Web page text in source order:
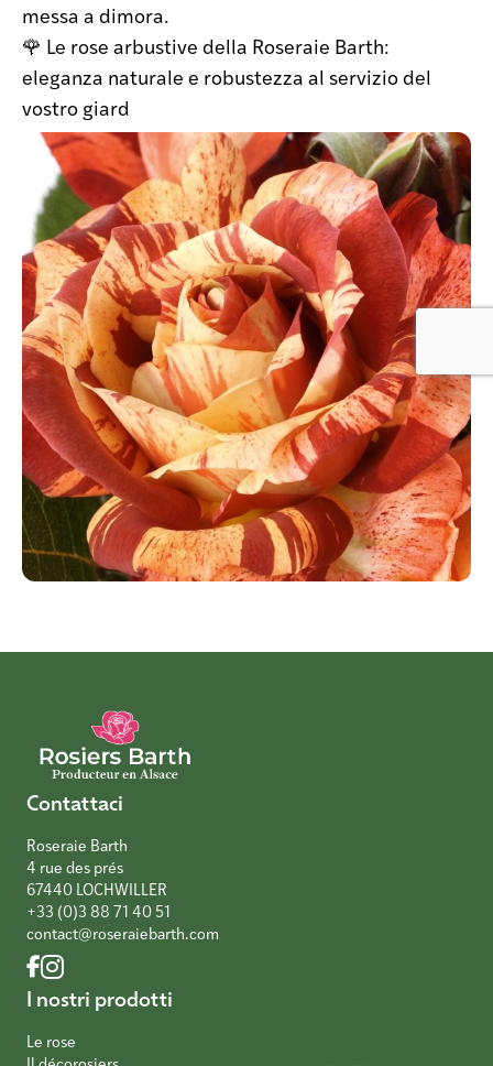
messa a dimora.
🌹 Le rose arbustive della Roseraie Barth:
eleganza naturale e robustezza al servizio del
vostro giard
Contattaci
Roseraie Barth
4 rue des prés
67440 LOCHWILLER
+33 (0)3 88 71 40 51
contact@roseraiebarth.com
I nostri prodotti
Le rose